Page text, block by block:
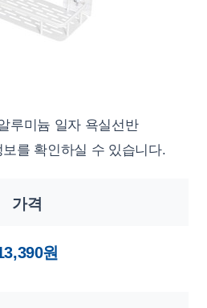
루미늄 일자 욕실선반
를 확인하실 수 있습니다.
가격
원